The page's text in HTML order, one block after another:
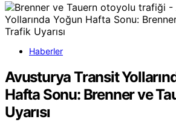
Haberler
Avusturya Transit
Hafta Sonu: Brenner ve
Uyarısı